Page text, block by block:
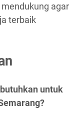
agar
terbaik
untuk